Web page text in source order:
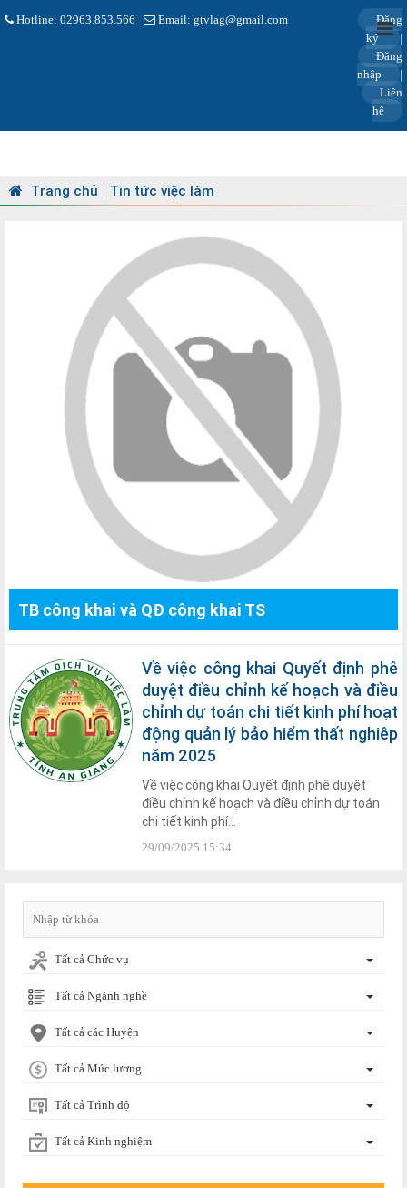
Hotline: 02963.853.566 Email: gtvlag@gmail.com
Đăng
ký
|
Đăng
nhập
|
Liên
hệ
Trang chủ | Tin tức việc làm
TB công khai và QĐ công khai TS
Về việc công khai Quyết định phê
duyệt điều chỉnh kế hoạch và điều
chỉnh dự toán chi tiết kinh phí hoạt
động quản lý bảo hiểm thất nghiêp
năm 2025
Về việc công khai Quyết định phê duyệt
điều chỉnh kế hoạch và điều chỉnh dự toán
chi tiết kinh phí...
29/09/2025 15:34
Tất cả Chức vụ
Tất cả Ngành nghề
Tất cả các Huyện
Tất cả Mức lương
Tất cả Trình độ
Tất cả Kinh nghiệm